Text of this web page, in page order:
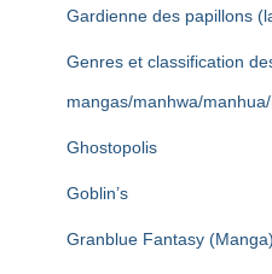
Gardienne des papillons
Genres et classification
mangas/manhwa/
Ghostopolis
Goblin’s
Granblue Fantasy (Manga)